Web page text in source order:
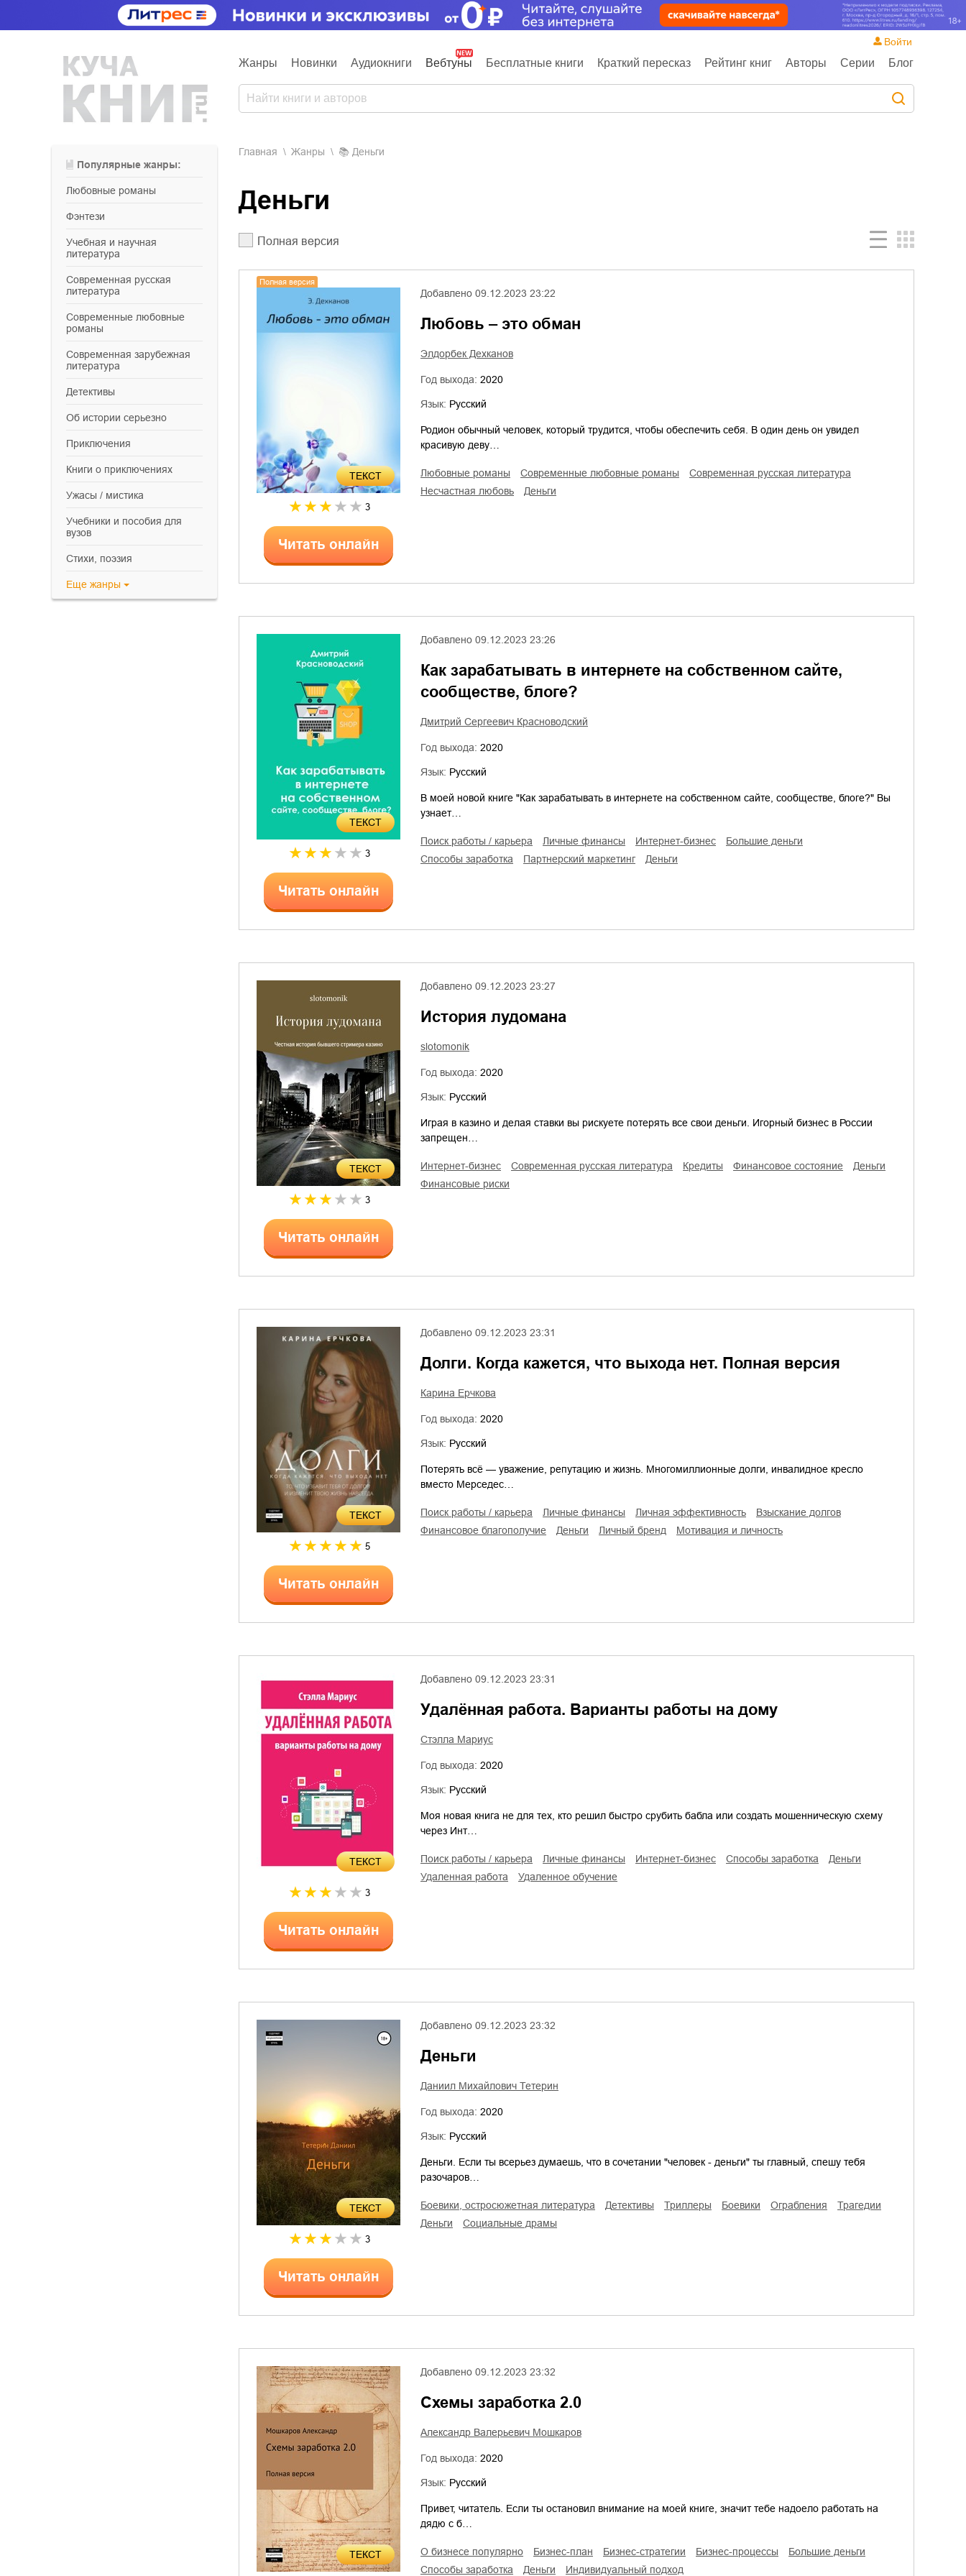
Жанры Новинки Аудиокниги Вебтуны Бесплатные книги Краткий пересказ Рейтинг книг Авторы Серии Блог
Войти
Популярные жанры:
любовные романы
фэнтези
учебная и научная
литература
современная русская
литература
современные любовные
романы
современная зарубежная
литература
детективы
об истории серьезно
приключения
книги о приключениях
ужасы / мистика
учебники и пособия для
вузов
cтихи, поэзия
Еще жанры
Главная Жанры Деньги
Деньги
Полная версия
ТЕКСТ
Полная версия
3
Читать онлайн
Добавлено 09.12.2023 23:22
Любовь – это обман
Элдорбек Дехканов
Год выхода: 2020
Язык: Русский
Родион обычный человек, который трудится, чтобы обеспечить себя. В один день он увидел
красивую деву…
любовные романы современные любовные романы
современная русская литература
несчастная любовь
деньги
ТЕКСТ
3
Читать онлайн
Добавлено 09.12.2023 23:26
Как зарабатывать в интернете на собственном сайте,
сообществе, блоге?
Дмитрий Сергеевич Красноводский
Год выхода: 2020
Язык: Русский
В моей новой книге "Как зарабатывать в интернете на собственном сайте, сообществе, блоге?" Вы
узнает…
поиск работы / карьера личные финансы интернет-бизнес
большие деньги
способы заработка
партнерский маркетинг деньги
ТЕКСТ
3
Читать онлайн
Добавлено 09.12.2023 23:27
История лудомана
slotomonik
Год выхода: 2020
Язык: Русский
Играя в казино и делая ставки вы рискуете потерять все свои деньги. Игорный бизнес в России
запрещен…
интернет-бизнес современная русская литература кредиты финансовое состояние
деньги
финансовые риски
ТЕКСТ
5
Читать онлайн
Добавлено 09.12.2023 23:31
Долги. Когда кажется, что выхода нет. Полная версия
Карина Ерчкова
Год выхода: 2020
Язык: Русский
Потерять всё — уважение, репутацию и жизнь. Многомиллионные долги, инвалидное кресло
вместо Мерседес…
поиск работы / карьера личные финансы личная эффективность
взыскание долгов
финансовое благополучие
деньги личный бренд мотивация и личность
ТЕКСТ
3
Читать онлайн
Добавлено 09.12.2023 23:31
Удалённая работа. Варианты работы на дому
Стэлла Мариус
Год выхода: 2020
Язык: Русский
Моя новая книга не для тех, кто решил быстро срубить бабла или создать мошенническую схему
через Инт…
поиск работы / карьера личные финансы интернет-бизнес способы заработка
деньги
удаленная работа
удаленное обучение
ТЕКСТ
3
Читать онлайн
Добавлено 09.12.2023 23:32
Деньги
Даниил Михайлович Тетерин
Год выхода: 2020
Язык: Русский
Деньги. Если ты всерьез думаешь, что в сочетании "человек - деньги" ты главный, спешу тебя
разочаров…
боевики, остросюжетная литература детективы триллеры боевики ограбления
трагедии
деньги
социальные драмы
ТЕКСТ
Добавлено 09.12.2023 23:32
Схемы заработка 2.0
Александр Валерьевич Мошкаров
Год выхода: 2020
Язык: Русский
Привет, читатель. Если ты остановил внимание на моей книге, значит тебе надоело работать на
дядю с б…
о бизнесе популярно бизнес-план бизнес-стратегии бизнес-процессы
большие деньги
способы заработка
деньги индивидуальный подход